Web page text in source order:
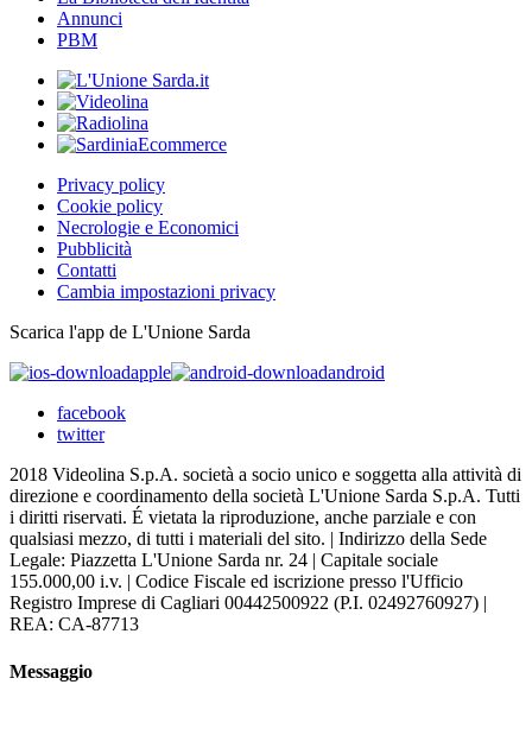
Annunci
PBM
Privacy policy
Cookie policy
Necrologie e Economici
Pubblicità
Contatti
Cambia impostazioni privacy
Scarica l'app de L'Unione Sarda
apple
android
facebook
twitter
2018 Videolina S.p.A. società a socio unico e soggetta alla attività di
direzione e coordinamento della società L'Unione Sarda S.p.A. Tutti
i diritti riservati. É vietata la riproduzione, anche parziale e con
qualsiasi mezzo, di tutti i materiali del sito. | Indirizzo della Sede
Legale: Piazzetta L'Unione Sarda nr. 24 | Capitale sociale
155.000,00 i.v. | Codice Fiscale ed iscrizione presso l'Ufficio
Registro Imprese di Cagliari 00442500922 (P.I. 02492760927) |
REA: CA-87713
Messaggio